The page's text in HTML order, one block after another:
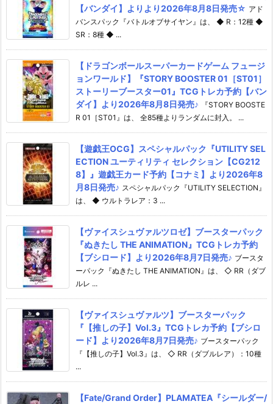
【バンダイ】よりより2026年8月8日発売☆ アド
バンスパック『バトルオブサイヤン』は、 ◆ R：12種 ◆
SR：8種 ◆ ...
【ドラゴンボールスーパーカードゲーム フュージ
ョンワールド】『STORY BOOSTER 01［ST01］
ストーリーブースター01』TCGトレカ予約【バン
ダイ】より2026年8月8日発売♪
『STORY BOOSTE
R 01［ST01』は、 全85種よりランダムに封入。 ...
【遊戯王OCG】スペシャルパック『UTILITY SEL
ECTION ユーティリティ セレクション【CG212
8】』遊戯王カード予約【コナミ】より2026年8
月8日発売♪ スペシャルパック『UTILITY SELECTION』
は、 ◆ ウルトラレア：3 ...
【ヴァイスシュヴァルツロゼ】ブースターパック
『ぬきたし THE ANIMATION』TCGトレカ予約
【ブシロード】より2026年8月7日発売♪ ブースタ
ーパック『ぬきたし THE ANIMATION』は、 ◇ RR（ダブ
ルレ ...
【ヴァイスシュヴァルツ】ブースターパック
『【推しの子】Vol.3』TCGトレカ予約【ブシロ
ード】より2026年8月7日発売♪ ブースターパック
『【推しの子】Vol.3』は、 ◇ RR（ダブルレア）：10種
...
【Fate/Grand Order】PLAMATEA『シールダー/